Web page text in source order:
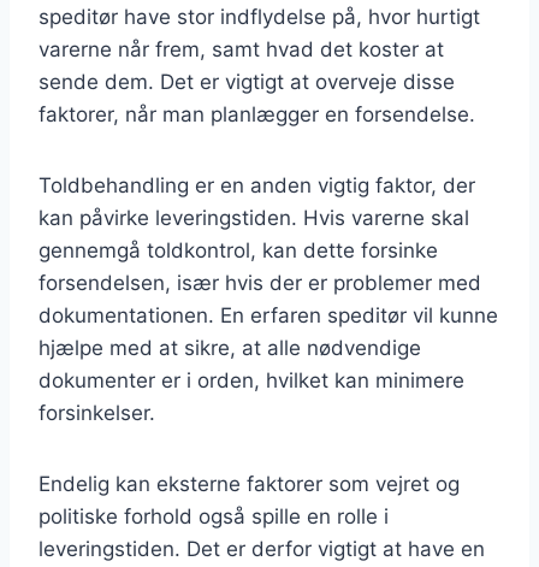
speditør have stor indflydelse på, hvor hurtigt
varerne når frem, samt hvad det koster at
sende dem. Det er vigtigt at overveje disse
faktorer, når man planlægger en forsendelse.
Toldbehandling er en anden vigtig faktor, der
kan påvirke leveringstiden. Hvis varerne skal
gennemgå toldkontrol, kan dette forsinke
forsendelsen, især hvis der er problemer med
dokumentationen. En erfaren speditør vil kunne
hjælpe med at sikre, at alle nødvendige
dokumenter er i orden, hvilket kan minimere
forsinkelser.
Endelig kan eksterne faktorer som vejret og
politiske forhold også spille en rolle i
leveringstiden. Det er derfor vigtigt at have en